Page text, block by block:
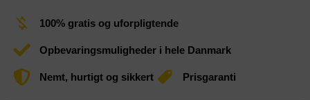
100% gratis og uforpligtende
Opbevaringsmuligheder i hele Danmark
Nemt, hurtigt og sikkert Prisgaranti